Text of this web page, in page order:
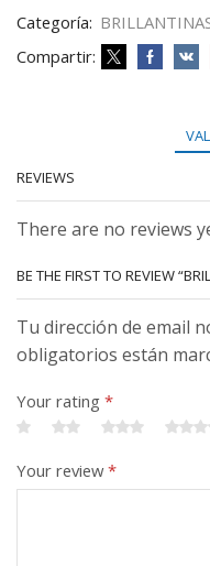
Categoría:
Compartir:
REVIEWS
There are no reviews
BE THE FIRST TO REVIEW
Tu dirección de email
obligatorios están
Your rating *
Your review*